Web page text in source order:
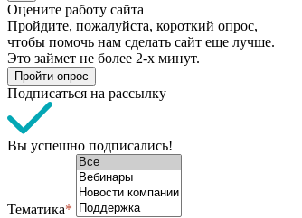
Оцените работу сайта
Пройдите, пожалуйста, короткий опрос,
чтобы помочь нам сделать сайт еще лучше.
Это займет не более 2-х минут.
Пройти опрос
Подписаться на рассылку
Вы успешно подписались!
Тематика*